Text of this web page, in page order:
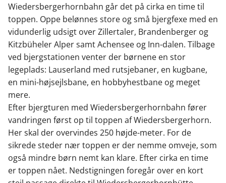
Wiedersbergerhornbahn går det på cirka en time til
toppen. Oppe belønnes store og små bjergfexe med en
vidunderlig udsigt over Zillertaler, Brandenberger og
Kitzbüheler Alper samt Achensee og Inn-dalen. Tilbage
ved bjergstationen venter der børnene en stor
legeplads: Lauserland med rutsjebaner, en kugbane,
en mini-højsejlsbane, en hobbyhestbane og meget
mere.
Efter bjergturen med Wiedersbergerhornbahn fører
vandringen først op til toppen af Wiedersbergerhorn.
Her skal der overvindes 250 højde-meter. For de
sikrede steder nær toppen er der nemme omveje, som
også mindre børn nemt kan klare. Efter cirka en time
er toppen nået. Nedstigningen foregår over en kort